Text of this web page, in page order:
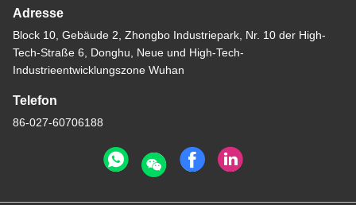
Adresse
Block 10, Gebäude 2, Zhongbo Industriepark, Nr. 10 der High-
Tech-Straße 6, Donghu, Neue und High-Tech-
Industrieentwicklungszone Wuhan
Telefon
86-027-60706188